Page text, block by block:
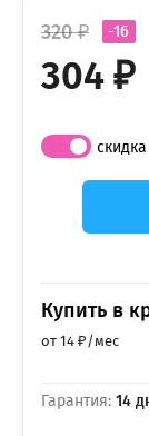
-16
320 ₽
304 ₽
Гарантия: 14
Купить в
от 14 ₽/мес